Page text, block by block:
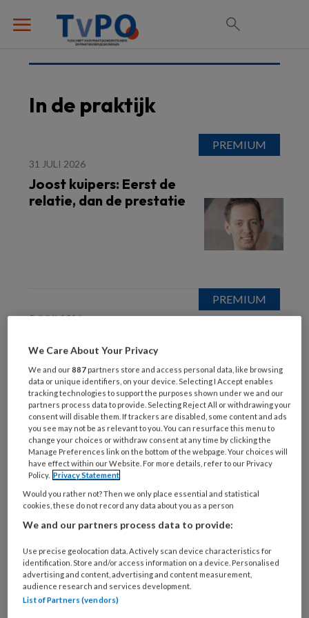
In de praktijk
31 JULI 2026
Joost kuipers: Eerst de
relatie, dan de prestatie
5 JUNI 2026
Duizendpoot in de
longzorg
25 MAART 2026
Lucretia van Noord:
Minder werkdruk met
digitalisering
We Care About Your Privacy
We and our887 partners store and access personal data, like browsing
data or unique identifiers, on your device. Selecting I Accept enables
tracking technologies to support the purposes shown under we and our
partners process data to provide. Selecting Reject All or withdrawing your
consent will disable them. If trackers are disabled, some content and ads
you see may not be as relevant to you. You can resurface this menu to
change your choices or withdraw consent at any time by clicking the
Manage Preferences link on the bottom of the webpage. Your choices will
have effect within our Website. For more details, refer to our Privacy
Policy. Privacy Statement
Would you rather not? Then we only place essential and statistical
cookies, these do not record any data about you as a person
We and our partners process data to provide:
Use precise geolocation data. Actively scan device characteristics for
identification. Store and/or access information on a device. Personalised
advertising and content, advertising and content measurement,
audience research and services development.
List of Partners (vendors)